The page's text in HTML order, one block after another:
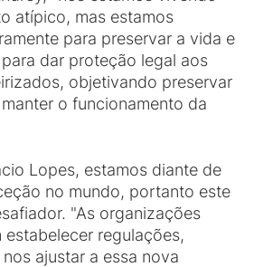
atípico, mas estamos
para preservar a vida e
dar proteção legal aos
objetivando preservar
o funcionamento da
Lopes, estamos diante de
no mundo, portanto este
"As organizações
regulações,
ajustar a essa nova